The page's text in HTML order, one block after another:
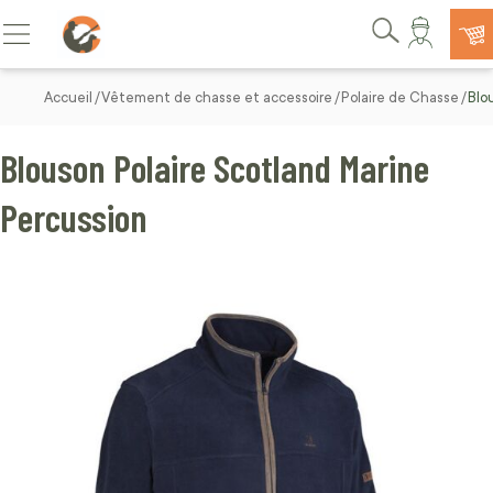
Allez au contenu
Basculer la navigation
Rechercher
Accueil Vêtement de chasse et accessoire Polaire de Chasse
Blouson Polaire Scotland Marine
Percussion